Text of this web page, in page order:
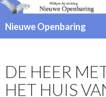
Nieuwe Openbaring
SPRINGEN
DE HEER
HET HUIS